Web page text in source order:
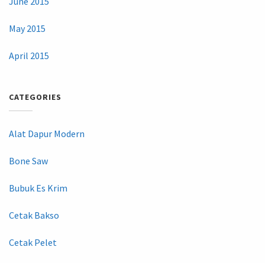
May 2015
April 2015
CATEGORIES
Alat Dapur Modern
Bone Saw
Bubuk Es Krim
Cetak Bakso
Cetak Pelet